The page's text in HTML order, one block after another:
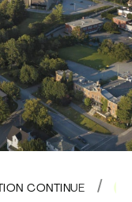
CONTINUE